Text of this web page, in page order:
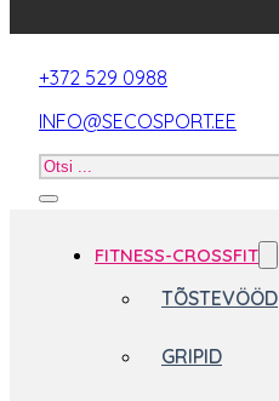
+372 529 0988
INFO@SECOSPORT.EE
Otsi
FITNESS-CROSSFIT
TÕSTEVÖÖD
GRIPID